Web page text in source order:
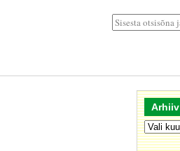
Arhiiv
Arhiiv